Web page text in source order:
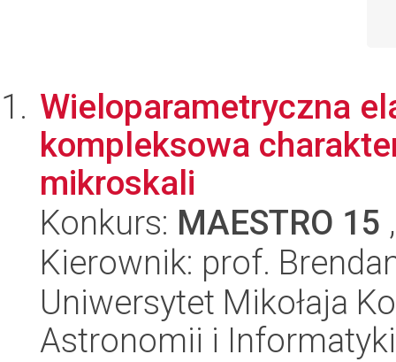
Wieloparametryczna
kompleksowa
mikroskali
Konkurs: MAESTRO 15
Kierownik: prof.
Uniwersytet Mikołaja
Astronomii i